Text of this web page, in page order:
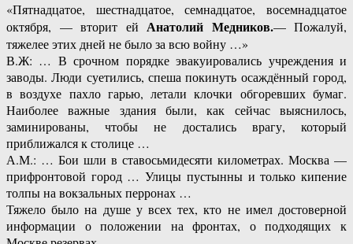
«Пятнадцатое, шестнадцатое, семнадцатое, восемнадцатое
октября, — вторит ей Анатолий Медников.— Пожалуй,
тяжелее этих дней не было за всю войну …»
В.Ж: … В срочном порядке эвакуировались учреждения и
заводы. Люди суетились, спеша покинуть осаждённый город,
в воздухе пахло гарью, летали клочки обгоревших бумаг.
Наиболее важные здания были, как сейчас выяснилось,
заминированы, чтобы не достались врагу, который
приближался к столице …
А.М.: … Бои шли в ставосьмидесяти километрах. Москва —
прифронтовой город … Улицы пустынны и только кипение
толпы на вокзальных перронах …
Тяжело было на душе у всех тех, кто не имел достоверной
информации о положении на фронтах, о подходящих к